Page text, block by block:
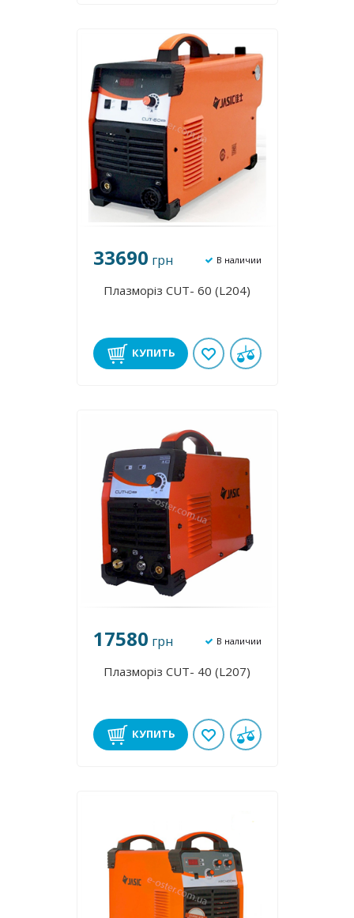
33690 грн В наличии
Плазморіз CUT- 60 (L204)
КУПИТЬ
17580 грн В наличии
Плазморіз CUT- 40 (L207)
КУПИТЬ